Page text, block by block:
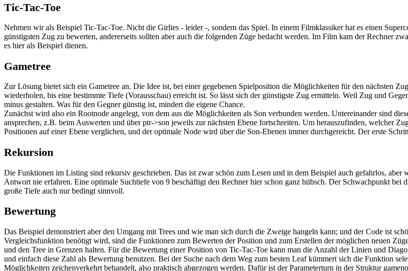
Tic-Tac-Toe
Nehmen wir als Beispiel Tic-Tac-Toe. Nicht die Girlies - leider -, sondern das Spiel. In einem Filmklassiker hat es einen
günstigsten Zug zu bewerten, andererseits sollten aber auch die folgenden Züge bedacht werden. Im Film kam der Rechner
es hier als Beispiel dienen.
Gametree
Zur Lösung bietet sich ein Gametree an. Die Idee ist, bei einer gegebenen Spielposition die Möglichkeiten für den nächsten
wiederholen, bis eine bestimmte Tiefe (Vorausschau) erreicht ist. So lässt sich der günstigste Zug ermitteln. Weil Zug und
minus gestalten. Was für den Gegner günstig ist, mindert die eigene Chance.
Zunächst wird also ein Rootnode angelegt, von dem aus die Möglichkeiten als Son verbunden werden. Untereinander sind
ansprechen, z.B. beim Auswerten und über ptr->son jeweils zur nächsten Ebene fortschreiten. Um herauszufinden, welcher
Positionen auf einer Ebene verglichen, und der optimale Node wird über die Son-Ebenen immer durchgereicht. Der erste
Rekursion
Die Funktionen im Listing sind rekursiv geschrieben. Das ist zwar schön zum Lesen und in dem Beispiel auch gefahrlos, aber
Antwort nie erfahren. Eine optimale Suchtiefe von 9 beschäftigt den Rechner hier schon ganz hübsch. Der Schwachpunkt bei
große Tiefe auch nur bedingt sinnvoll.
Bewertung
Das Beispiel demonstriert aber den Umgang mit Trees und wie man sich durch die Zweige hangeln kann; und der Code ist
Vergleichsfunktion benötigt wird, sind die Funktionen zum Bewerten der Position und zum Erstellen der möglichen neuen
und den Tree in Grenzen halten. Für die Bewertung einer Position von Tic-Tac-Toe kann man die Anzahl der Linien und
und einfach diese Zahl als Bewertung benutzen. Bei der Suche nach dem Weg zum besten Leaf kümmert sich die Funktion
Möglichkeiten zeichenverkehrt behandelt, also praktisch abgezogen werden. Dafür ist der Parameterturn in der Struktur